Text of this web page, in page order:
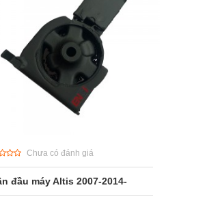
Chưa có đánh giá
đầu máy Altis 2007-2014-